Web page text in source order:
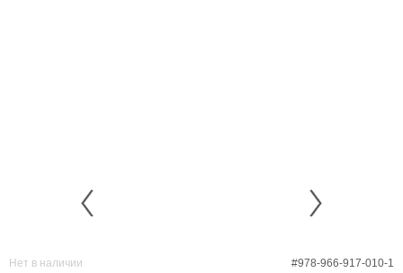
#978-966-917-010-1
Нет в наличии